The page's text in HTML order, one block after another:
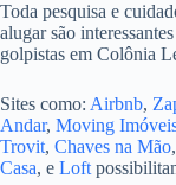
Toda pesquisa e
alugar são
golpistas em Colônia
Sites como: Airbnb,
Andar, Moving
Trovit, Chaves na Mão,
Casa, e Loft